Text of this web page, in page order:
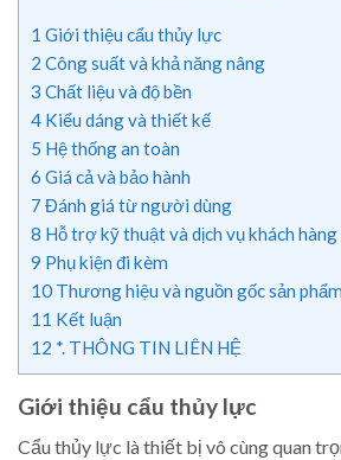
1 Giới thiệu cẩu thủy lực
2 Công suất và khả năng nâng
3 Chất liệu và độ bền
4 Kiểu dáng và thiết kế
5 Hệ thống an toàn
6 Giá cả và bảo hành
7 Đánh giá từ người dùng
8 Hỗ trợ kỹ thuật và dịch vụ khách hàng
9 Phụ kiện đi kèm
10 Thương hiệu và nguồn gốc sản phẩm
11 Kết luận
12 *. THÔNG TIN LIÊN HỆ
Giới thiệu cẩu thủy lực
Cẩu thủy lực là thiết bị vô cùng quan